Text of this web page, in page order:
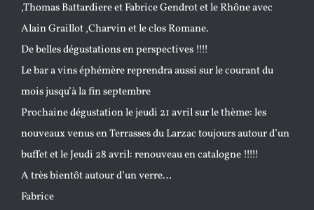
,Thomas Battardiere et Fabrice Gendrot et le Rhône avec
Alain Graillot ,Charvin et le clos Romane.
De belles dégustations en perspectives !!!!
Le bar a vins éphémère reprendra aussi sur le courant du
mois jusqu’à la fin septembre
Prochaine dégustation le jeudi 21 avril sur le thème: les
nouveaux venus en Terrasses du Larzac toujours autour d’un
buffet et le Jeudi 28 avril: renouveau en catalogne !!!!!
A très bientôt autour d’un verre…
Fabrice